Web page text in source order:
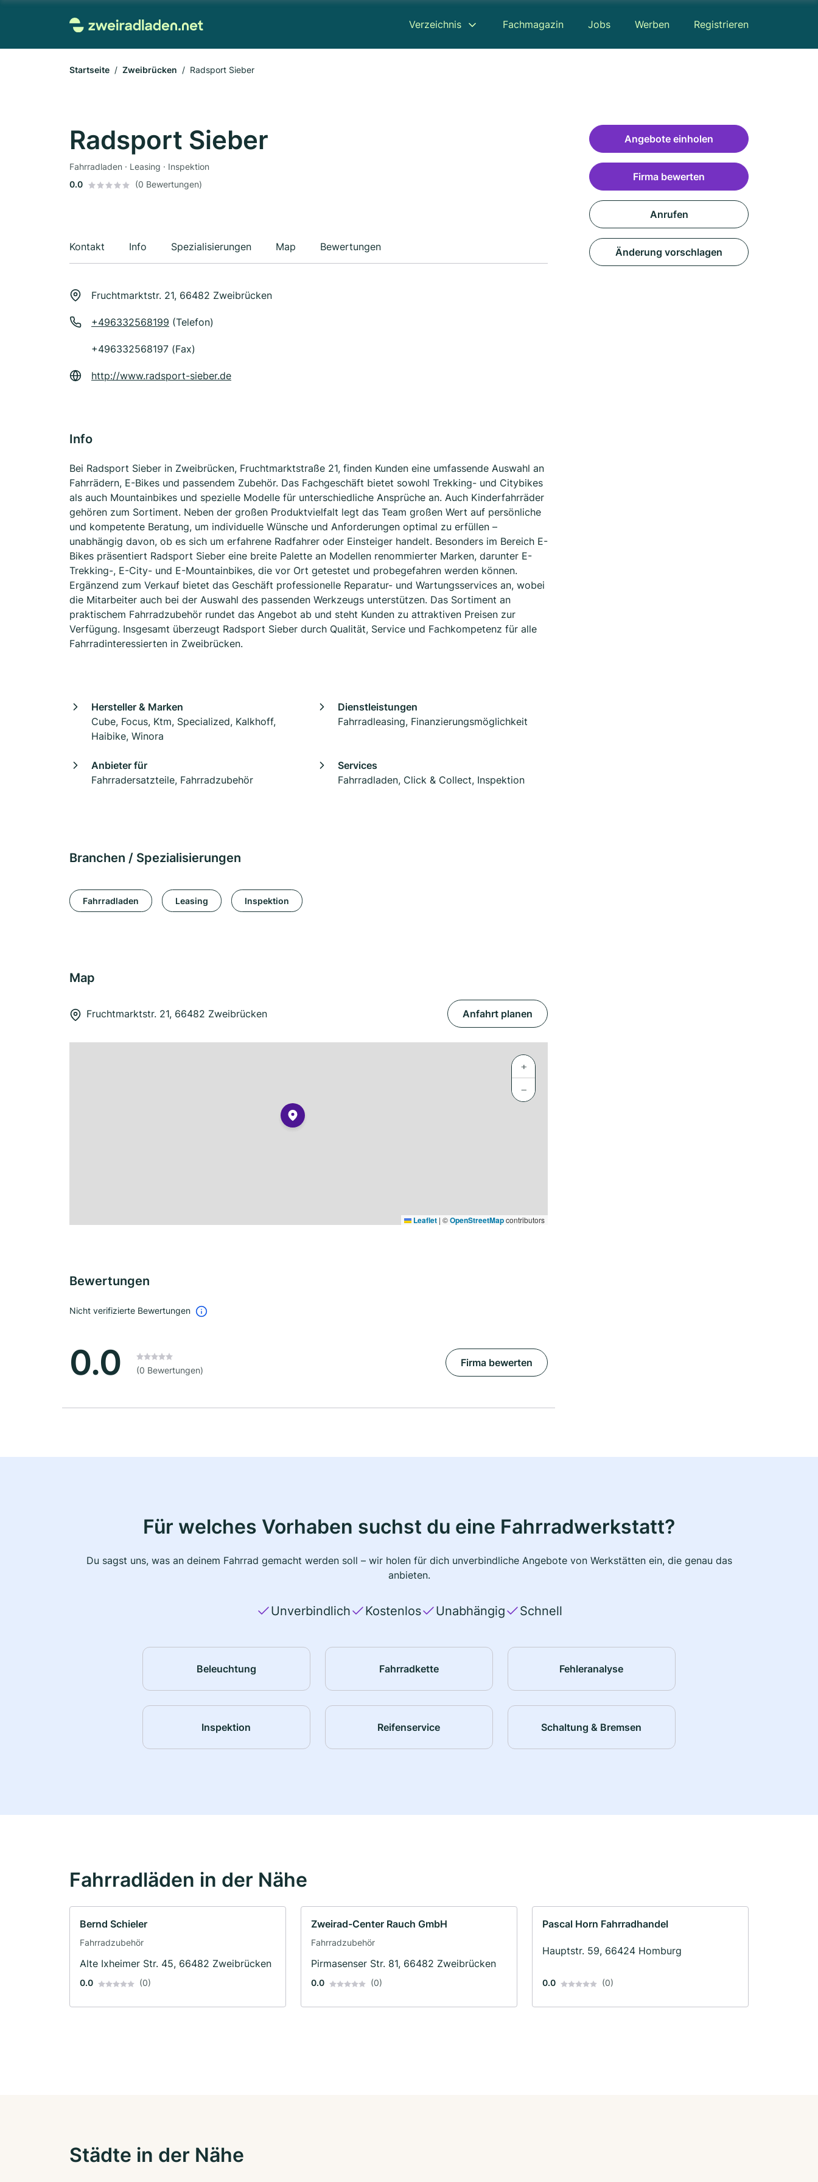
Verzeichnis Fachmagazin Jobs Werben Registrieren
Startseite Zweibrücken Radsport Sieber
Radsport Sieber
Fahrradladen · Leasing · Inspektion
0.0
(0 Bewertungen)
Kontakt Info Spezialisierungen Map Bewertungen
Fruchtmarktstr. 21, 66482 Zweibrücken
+496332568199 (Telefon)
+496332568197 (Fax)
http://www.radsport-sieber.de
Info
Bei Radsport Sieber in Zweibrücken, Fruchtmarktstraße 21, finden Kunden eine umfassende Auswahl an
Fahrrädern, E-Bikes und passendem Zubehör. Das Fachgeschäft bietet sowohl Trekking- und Citybikes
als auch Mountainbikes und spezielle Modelle für unterschiedliche Ansprüche an. Auch Kinderfahrräder
gehören zum Sortiment. Neben der großen Produktvielfalt legt das Team großen Wert auf persönliche
und kompetente Beratung, um individuelle Wünsche und Anforderungen optimal zu erfüllen –
unabhängig davon, ob es sich um erfahrene Radfahrer oder Einsteiger handelt. Besonders im Bereich E-
Bikes präsentiert Radsport Sieber eine breite Palette an Modellen renommierter Marken, darunter E-
Trekking-, E-City- und E-Mountainbikes, die vor Ort getestet und probegefahren werden können.
Ergänzend zum Verkauf bietet das Geschäft professionelle Reparatur- und Wartungsservices an, wobei
die Mitarbeiter auch bei der Auswahl des passenden Werkzeugs unterstützen. Das Sortiment an
praktischem Fahrradzubehör rundet das Angebot ab und steht Kunden zu attraktiven Preisen zur
Verfügung. Insgesamt überzeugt Radsport Sieber durch Qualität, Service und Fachkompetenz für alle
Fahrradinteressierten in Zweibrücken.
Hersteller & Marken
Cube, Focus, Ktm, Specialized, Kalkhoff,
Haibike, Winora
Dienstleistungen
Fahrradleasing, Finanzierungsmöglichkeit
Anbieter für
Fahrradersatzteile, Fahrradzubehör
Services
Fahrradladen, Click & Collect, Inspektion
Branchen / Spezialisierungen
Fahrradladen Leasing Inspektion
Map
Fruchtmarktstr. 21, 66482 Zweibrücken Anfahrt planen
+
−
Leaflet | ©OpenStreetMapcontributors
Bewertungen
Nicht verifizierte Bewertungen
0.0 (0 Bewertungen)
Firma bewerten
Angebote einholen
Firma bewerten
Anrufen
Änderung vorschlagen
Für welches Vorhaben suchst du eine Fahrradwerkstatt?
Du sagst uns, was an deinem Fahrrad gemacht werden soll – wir holen für dich unverbindliche Angebote von Werkstätten ein, die genau das
anbieten.
Unverbindlich Kostenlos Unabhängig Schnell
Beleuchtung Fahrradkette Fehleranalyse
Inspektion Reifenservice Schaltung & Bremsen
Fahrradläden in der Nähe
Bernd Schieler
Fahrradzubehör
Alte Ixheimer Str. 45, 66482 Zweibrücken
0.0 (0)
Zweirad-Center Rauch GmbH
Fahrradzubehör
Pirmasenser Str. 81, 66482 Zweibrücken
0.0 (0)
Pascal Horn Fahrradhandel
Hauptstr. 59, 66424 Homburg
0.0 (0)
Städte in der Nähe